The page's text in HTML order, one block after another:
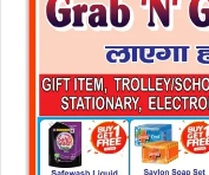
i